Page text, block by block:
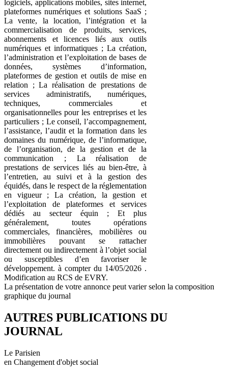
logiciels, applications mobiles, sites internet,
plateformes numériques et solutions SaaS ;
La vente, la location, l’intégration et la
commercialisation de produits, services,
abonnements et licences liés aux outils
numériques et informatiques ; La création,
l’administration et l’exploitation de bases de
données, systèmes d’information,
plateformes de gestion et outils de mise en
relation ; La réalisation de prestations de
services administratifs, numériques,
techniques, commerciales et
organisationnelles pour les entreprises et les
particuliers ; Le conseil, l’accompagnement,
l’assistance, l’audit et la formation dans les
domaines du numérique, de l’informatique,
de l’organisation, de la gestion et de la
communication ; La réalisation de
prestations de services liés au bien-être, à
l’entretien, au suivi et à la gestion des
équidés, dans le respect de la réglementation
en vigueur ; La création, la gestion et
l’exploitation de plateformes et services
dédiés au secteur équin ; Et plus
généralement, toutes opérations
commerciales, financières, mobilières ou
immobilières pouvant se rattacher
directement ou indirectement à l’objet social
ou susceptibles d’en favoriser le
développement. à compter du 14/05/2026 .
Modification au RCS de EVRY.
La présentation de votre annonce peut varier selon la composition
graphique du journal
AUTRES PUBLICATIONS DU
JOURNAL
Le Parisien
en Changement d'objet social